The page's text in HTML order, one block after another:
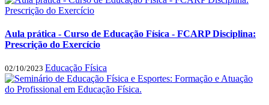
Aula prática - Curso de Educação Física - FCARP Disciplina:
Prescrição do Exercício
02/10/2023 Educação Física